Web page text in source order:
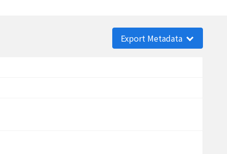
Export Metadata